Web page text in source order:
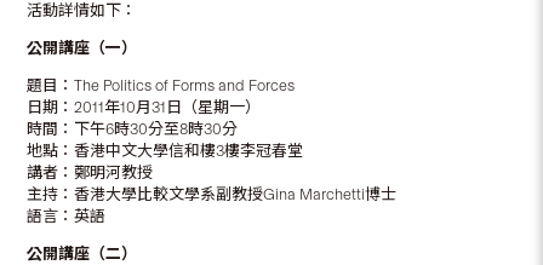
活動詳情如下：
公開講座（一）
題目：The Politics of Forms and Forces
日期：2011年10月31日（星期一）
時間：下午6時30分至8時30分
地點：香港中文大學信和樓3樓李冠春堂
講者：鄭明河教授
主持：香港大學比較文學系副教授Gina Marchetti博士
語言：英語
公開講座（二）